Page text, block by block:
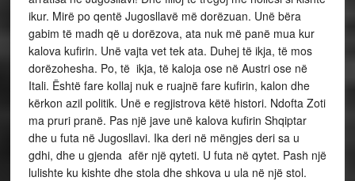
ikur. Mirë po qentë Jugosllavë më dorëzuan. Unë bëra
gabim të madh që u dorëzova, ata nuk më panë mua kur
kalova kufirin. Unë vajta vet tek ata. Duhej të ikja, të mos
dorëzohesha. Po, të ikja, të kaloja ose në Austri ose në
Itali. Është fare kollaj nuk e ruajnë fare kufirin, kalon dhe
kërkon azil politik. Unë e regjistrova këtë histori. Ndofta Zoti
ma pruri pranë. Pas një jave unë kalova kufirin Shqiptar
dhe u futa në Jugosllavi. Ika deri në mëngjes deri sa u
gdhi, dhe u gjenda afër një qyteti. U futa në qytet. Pash një
lulishte ku kishte dhe stola dhe shkova u ula në një stol.